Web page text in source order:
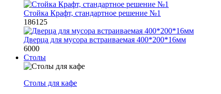
Стойка Крафт, стандартное решение №1
186125
Дверца для мусора встраиваемая 400*200*16мм
6000
Столы
Столы для кафе